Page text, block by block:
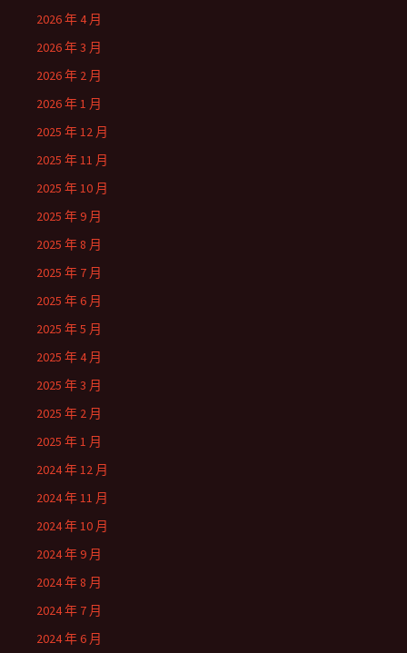
2026 年 4 月
2026 年 3 月
2026 年 2 月
2026 年 1 月
2025 年 12 月
2025 年 11 月
2025 年 10 月
2025 年 9 月
2025 年 8 月
2025 年 7 月
2025 年 6 月
2025 年 5 月
2025 年 4 月
2025 年 3 月
2025 年 2 月
2025 年 1 月
2024 年 12 月
2024 年 11 月
2024 年 10 月
2024 年 9 月
2024 年 8 月
2024 年 7 月
2024 年 6 月